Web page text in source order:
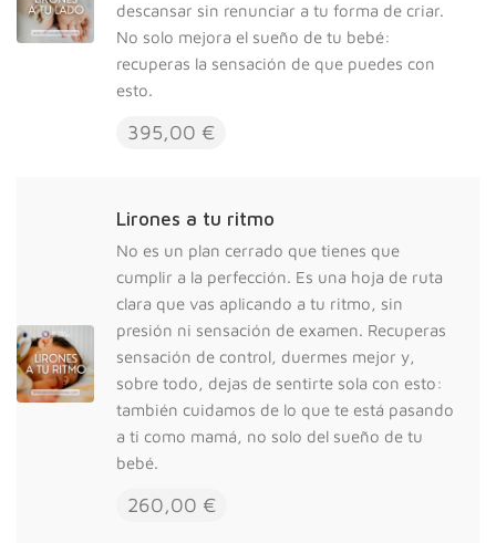
descansar sin renunciar a tu forma de criar.
No solo mejora el sueño de tu bebé:
recuperas la sensación de que puedes con
esto.
395,00 €
Lirones a tu ritmo
No es un plan cerrado que tienes que
cumplir a la perfección. Es una hoja de ruta
clara que vas aplicando a tu ritmo, sin
presión ni sensación de examen. Recuperas
sensación de control, duermes mejor y,
sobre todo, dejas de sentirte sola con esto:
también cuidamos de lo que te está pasando
a ti como mamá, no solo del sueño de tu
bebé.
260,00 €